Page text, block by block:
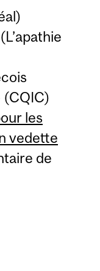
(CQIC)
les
vedette
de